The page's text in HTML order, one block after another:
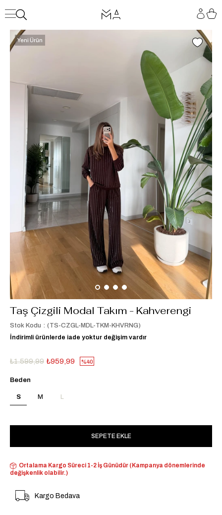
Yeni Ürün
Taş Çizgili Modal Takım - Kahverengi
Stok Kodu
(TS-CZGL-MDL-TKM-KHVRNG)
İndirimli ürünlerde iade yoktur değişim vardır
₺1.599,99 ₺959,99 40
Beden
S M L
Ortalama Kargo Süreci 1-2 İş Günüdür (Kampanya dönemlerinde
değişkenlik olabilir.)
Kargo Bedava